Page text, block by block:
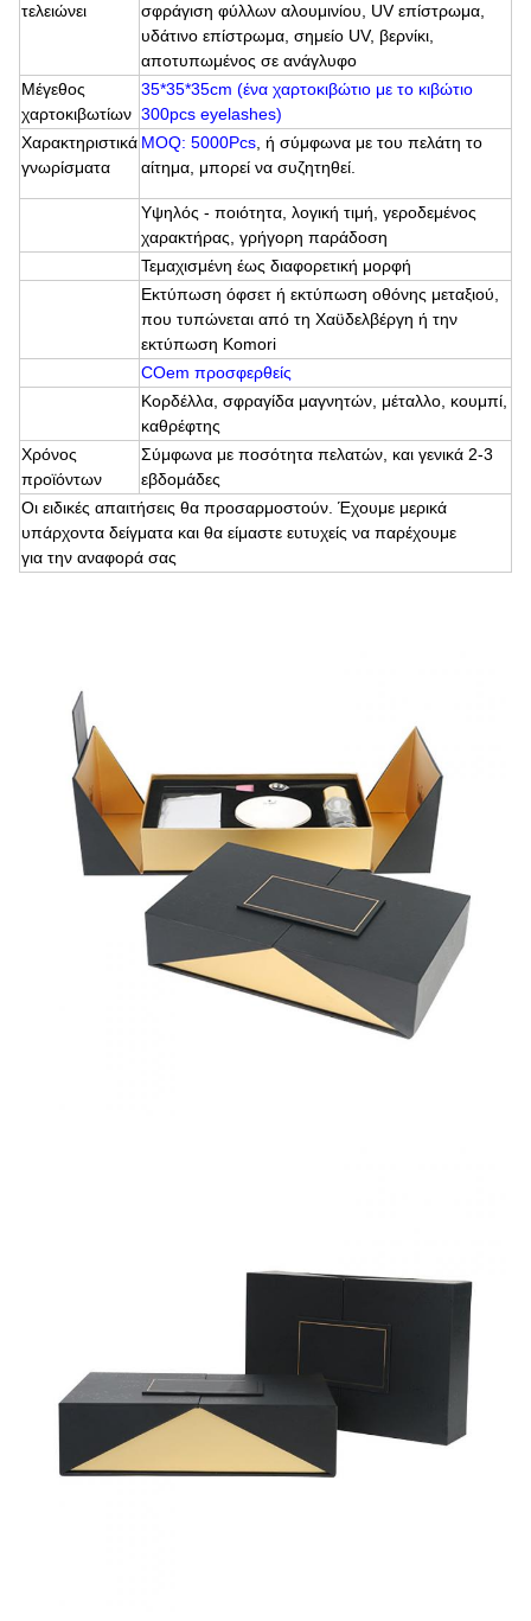
τελειώνει
σφράγιση φύλλων αλουμινίου, UV επίστρωμα,
υδάτινο επίστρωμα, σημείο UV, βερνίκι,
αποτυπωμένος σε ανάγλυφο
Μέγεθος
χαρτοκιβωτίων
35*35*35cm (ένα χαρτοκιβώτιο με το κιβώτιο
300pcs eyelashes)
Χαρακτηριστικά
γνωρίσματα
MOQ: 5000Pcs , ή σύμφωνα με του πελάτη το
αίτημα, μπορεί να συζητηθεί.
Υψηλός - ποιότητα, λογική τιμή, γεροδεμένος
χαρακτήρας, γρήγορη παράδοση
Τεμαχισμένη έως διαφορετική μορφή
Εκτύπωση όφσετ ή εκτύπωση οθόνης μεταξιού,
που τυπώνεται από τη Χαϋδελβέργη ή την
εκτύπωση Komori
COem προσφερθείς
Κορδέλλα, σφραγίδα μαγνητών, μέταλλο, κουμπί,
καθρέφτης
Χρόνος
προϊόντων
Σύμφωνα με ποσότητα πελατών, και γενικά 2-3
εβδομάδες
Οι ειδικές απαιτήσεις θα προσαρμοστούν. Έχουμε μερικά
υπάρχοντα δείγματα και θα είμαστε ευτυχείς να παρέχουμε
για την αναφορά σας